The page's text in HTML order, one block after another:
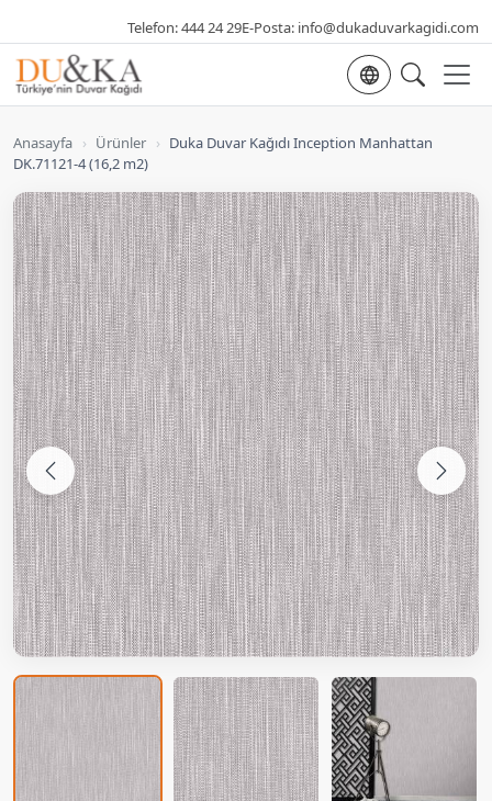
Telefon:444 24 29E-Posta: info@dukaduvarkagidi.com
Dil seçimi
Anasayfa › Ürünler › Duka Duvar Kağıdı Inception Manhattan
DK.71121-4 (16,2 m2)